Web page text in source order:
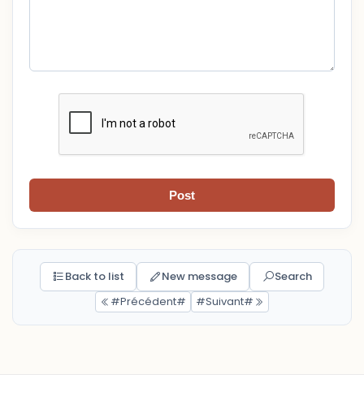
Post
Back to list New message
Search
#Précédent#
#Suivant#